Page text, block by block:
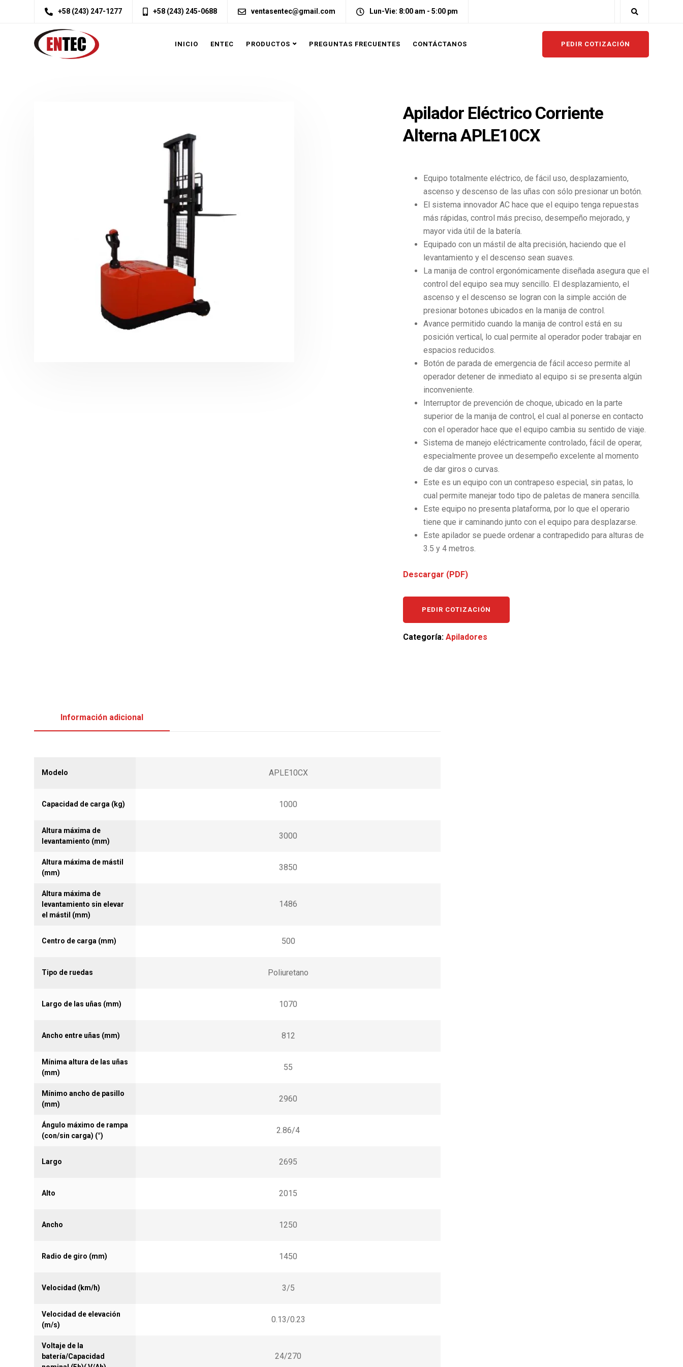
+58 (243) 247-1277 +58 (243) 245-0688 ventasentec@gmail.com Lun-Vie: 8:00 am - 5:00 pm
INICIO ENTEC PRODUCTOS PREGUNTAS FRECUENTES CONTÁCTANOS PEDIR COTIZACIÓN
Apilador Eléctrico Corriente
Alterna APLE10CX
Equipo totalmente eléctrico, de fácil uso, desplazamiento,
ascenso y descenso de las uñas con sólo presionar un botón.
El sistema innovador AC hace que el equipo tenga repuestas
más rápidas, control más preciso, desempeño mejorado, y
mayor vida útil de la batería.
Equipado con un mástil de alta precisión, haciendo que el
levantamiento y el descenso sean suaves.
La manija de control ergonómicamente diseñada asegura que el
control del equipo sea muy sencillo. El desplazamiento, el
ascenso y el descenso se logran con la simple acción de
presionar botones ubicados en la manija de control.
Avance permitido cuando la manija de control está en su
posición vertical, lo cual permite al operador poder trabajar en
espacios reducidos.
Botón de parada de emergencia de fácil acceso permite al
operador detener de inmediato al equipo si se presenta algún
inconveniente.
Interruptor de prevención de choque, ubicado en la parte
superior de la manija de control, el cual al ponerse en contacto
con el operador hace que el equipo cambia su sentido de viaje.
Sistema de manejo eléctricamente controlado, fácil de operar,
especialmente provee un desempeño excelente al momento
de dar giros o curvas.
Este es un equipo con un contrapeso especial, sin patas, lo
cual permite manejar todo tipo de paletas de manera sencilla.
Este equipo no presenta plataforma, por lo que el operario
tiene que ir caminando junto con el equipo para desplazarse.
Este apilador se puede ordenar a contrapedido para alturas de
3.5 y 4 metros.
Descargar (PDF)
PEDIR COTIZACIÓN
Categoría: Apiladores
Información adicional
Modelo APLE10CX
Capacidad de carga (kg) 1000
Altura máxima de
levantamiento (mm)
3000
Altura máxima de mástil
(mm)
3850
Altura máxima de
levantamiento sin elevar
el mástil (mm)
1486
Centro de carga (mm) 500
Tipo de ruedas Poliuretano
Largo de las uñas (mm) 1070
Ancho entre uñas (mm) 812
Mínima altura de las uñas
(mm)
55
Mínimo ancho de pasillo
(mm)
2960
Ángulo máximo de rampa
(con/sin carga) (°)
2.86/4
Largo 2695
Alto 2015
Ancho 1250
Radio de giro (mm) 1450
Velocidad (km/h) 3/5
Velocidad de elevación
(m/s)
0.13/0.23
Voltaje de la
batería/Capacidad
24/270